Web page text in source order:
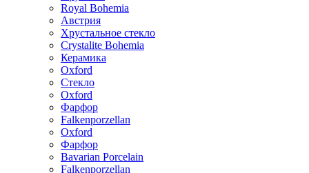
Royal Bohemia
Австрия
Хрустальное стекло
Crystalite Bohemia
Керамика
Oxford
Стекло
Oxford
Фарфор
Falkenporzellan
Oxford
Фарфор
Bavarian Porcelain
Falkenporzellan